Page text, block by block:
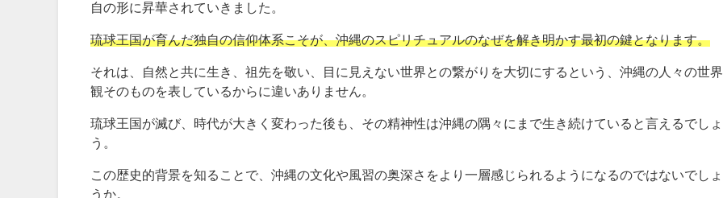
自の形に昇華されていきました。
琉球王国が育んだ独自の信仰体系こそが、沖縄のスピリチュアルのなぜを解き明かす最初の鍵となります。
それは、自然と共に生き、祖先を敬い、目に見えない世界との繋がりを大切にするという、沖縄の人々の世界
観そのものを表しているからに違いありません。
琉球王国が滅び、時代が大きく変わった後も、その精神性は沖縄の隅々にまで生き続けていると言えるでしょ
う。
この歴史的背景を知ることで、沖縄の文化や風習の奥深さをより一層感じられるようになるのではないでしょ
うか。